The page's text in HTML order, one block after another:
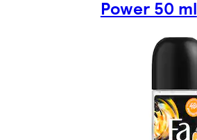
Power 50 ml